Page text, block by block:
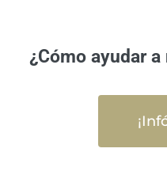
¿Cómo ayudar